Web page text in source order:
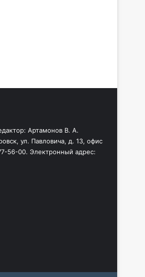
Артамонов В. А.
ул. Павловича, д. 13, офис
56-00. Электронный адрес: